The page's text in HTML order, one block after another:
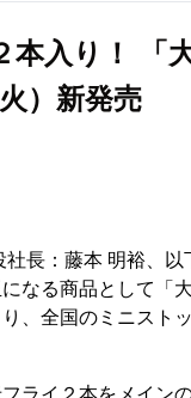
入り！ 「
）新発売
長：藤本 明裕、以
なる商品として「
、全国のミニスト
ライ２本をメイン